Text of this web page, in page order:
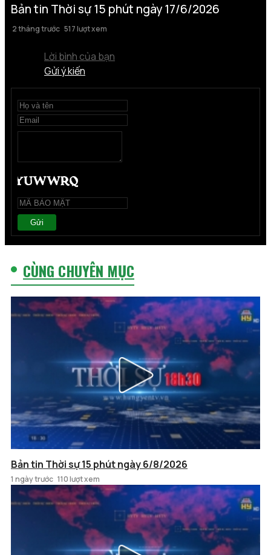
Bản tin Thời sự 15 phút ngày 17/6/2026
2 tháng trước 517 lượt xem
Lời bình của bạn
Gửi ý kiến
Gửi
CÙNG CHUYÊN MỤC
Bản tin Thời sự 15 phút ngày 6/8/2026
1 ngày trước 110 lượt xem